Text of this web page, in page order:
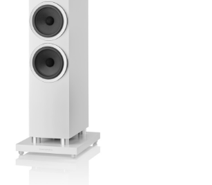
ーバー
ー・D/Aコンバーター